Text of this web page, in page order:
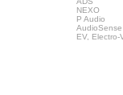
NEXO
P Audio
AudioSense
EV, Electro-